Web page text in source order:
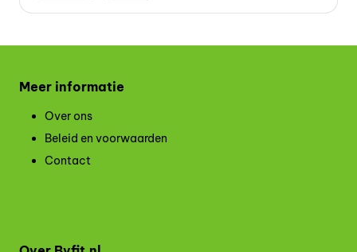
Meer informatie
Over ons
Beleid en voorwaarden
Contact